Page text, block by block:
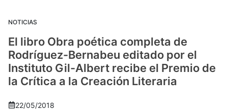
NOTICIAS
El libro Obra poética completa de
Rodríguez-Bernabeu editado por el
Instituto Gil-Albert recibe el Premio de
la Crítica a la Creación Literaria
22/05/2018